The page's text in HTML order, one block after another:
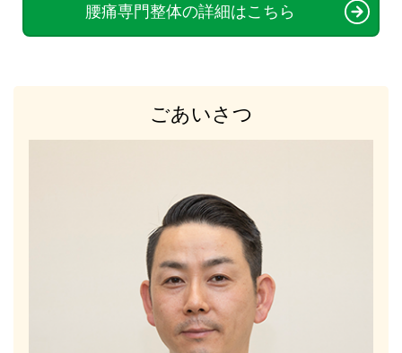
腰痛専門整体の詳細はこちら
ごあいさつ